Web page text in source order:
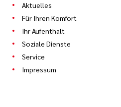
Aktuelles
Für Ihren Komfort
Ihr Aufenthalt
Soziale Dienste
Service
Impressum